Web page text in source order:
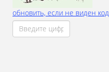
обновить, если не виден код